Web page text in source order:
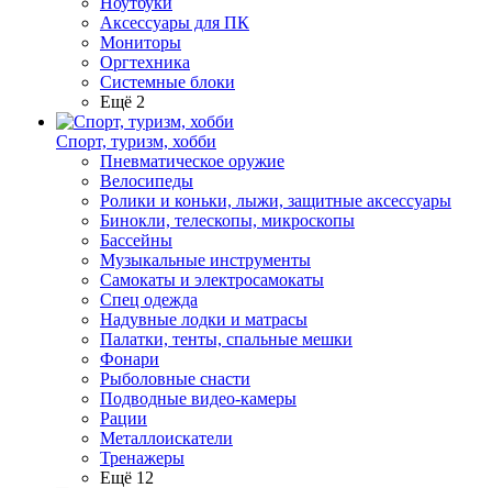
Аксессуары для ПК
Мониторы
Оргтехника
Системные блоки
Ещё 2
Спорт, туризм, хобби
Пневматическое оружие
Велосипеды
Ролики и коньки, лыжи, защитные аксессуары
Бинокли, телескопы, микроскопы
Бассейны
Музыкальные инструменты
Самокаты и электросамокаты
Спец одежда
Надувные лодки и матрасы
Палатки, тенты, спальные мешки
Фонари
Рыболовные снасти
Подводные видео-камеры
Рации
Металлоискатели
Тренажеры
Ещё 12